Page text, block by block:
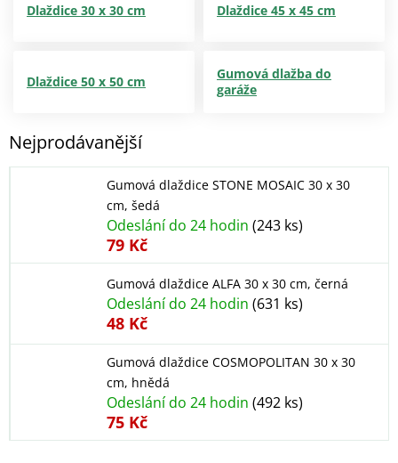
Dlaždice 30 x 30 cm Dlaždice 45 x 45 cm
Dlaždice 50 x 50 cm
Gumová dlažba do
garáže
Nejprodávanější
Gumová dlaždice STONE MOSAIC 30 x 30
cm, šedá
Odeslání do 24 hodin (243 ks)
79 Kč
Gumová dlaždice ALFA 30 x 30 cm, černá
Odeslání do 24 hodin (631 ks)
48 Kč
Gumová dlaždice COSMOPOLITAN 30 x 30
cm, hnědá
Odeslání do 24 hodin (492 ks)
75 Kč